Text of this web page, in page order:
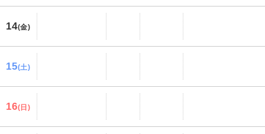
14(金)
15(土)
16(日)